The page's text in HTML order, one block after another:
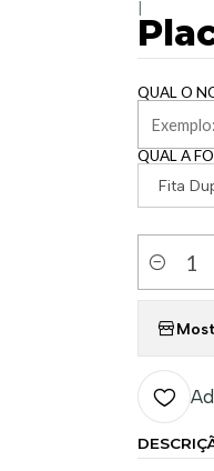
QUAL O
QUAL A
Fita
Quantidade